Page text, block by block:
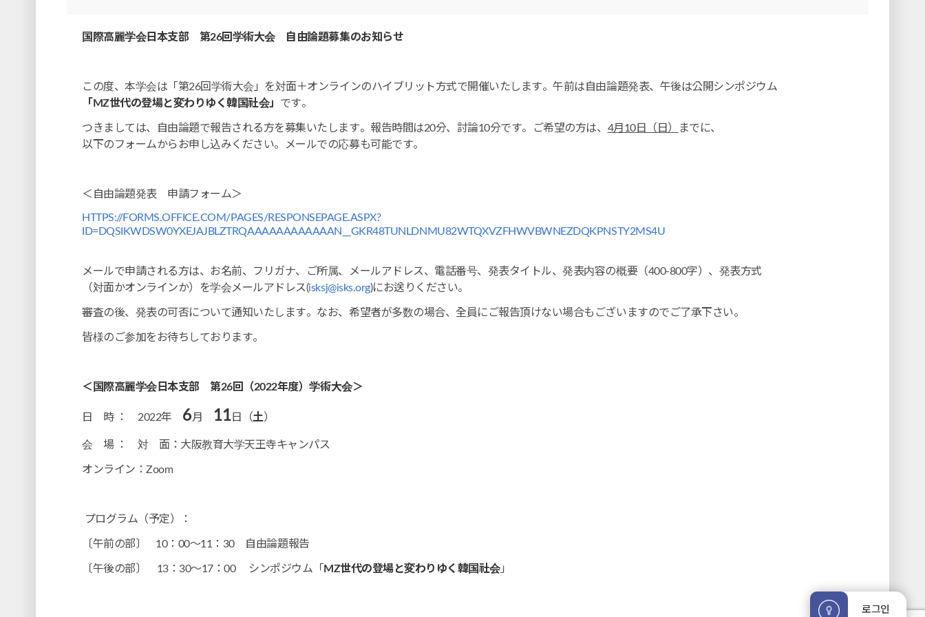
国際高麗学会日本支部 第26回学術大会 自由論題募集のお知らせ
この度、本学会は「第26回学術大会」を対面＋オンラインのハイブリット方式で開催いたします。午前は自由論題発表、午後は公開シンポジウム
「MZ世代の登場と変わりゆく韓国社会」 です。
つきましては、自由論題で報告される方を募集いたします。報告時間は20分、討論10分です。ご希望の方は、 4月10日（日）
までに、
以下のフォームからお申し込みください。メールでの応募も可能です。
＜自由論題発表 申請フォーム＞
HTTPS://FORMS.OFFICE.COM/PAGES/RESPONSEPAGE.ASPX?
ID=DQSIKWDSW0YXEJAJBLZTRQAAAAAAAAAAAAN__GKR48TUNLDNMU82WTQXVZFHWVBWNEZDQKPNSTY2MS4U
メールで申請される方は、お名前、フリガナ、ご所属、メールアドレス、電話番号、発表タイトル、発表内容の概要（400-800字）、発表方式
（対面かオンラインか）を学会メールアドレス(isksj@isks.org)にお送りください。
審査の後、発表の可否について通知いたします。なお、希望者が多数の場合、全員にご報告頂けない場合もございますのでご了承下さい。
皆様のご参加をお待ちしております。
＜国際高麗学会日本支部 第26回（2022年度）学術大会＞
日 時 ： 2022年 6月 11 日（土）
会 場 ： 対 面：大阪教育大学天王寺キャンパス
オンライン：Zoom
プログラム（予定）：
〔午前の部〕 10：00～11：30 自由論題報告
〔午後の部〕 13：30～17：00 シンポジウム「 MZ世代の登場と変わりゆく韓国社会」
로그인